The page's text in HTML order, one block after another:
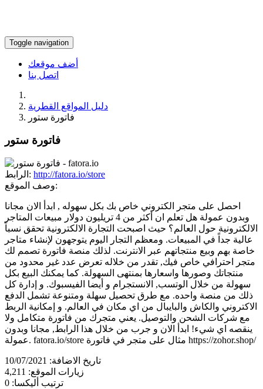
Toggle navigation
أضف موقعك
اتصل بنا
دليل المواقع القطرية
فاتورة ستور
فاتورة ستور
الرابط: http://fatora.io/store
وصف الموقع:
احصل على متجر الكتروني خاص بك بكل سهوله , ابدأ الان مجانا
وبدون عمولة هل تعلم ان أكثر من 4 تريليون دولار مبيعات المتاجر
الالكترونية حول العالم؟ حيث اصبحت التجارة الالكترونية تحقق نسباً
عالية جداً في المبيعات. ومعظم التجار اليوم يتوجهون لإنشاء متاجر
خاصة بهم وبيع منتجاتهم عبر الانترنت. لذلك منصة فاتورة تصمم لك
متجر احترافي خاص فيك, تقدر من خلاله تعرض عدد غير محدود من
منتجاتك وصورها واسعارها بمنتهى السهولة. كما يمكنك البيع بكل
سهولة من خلال الوتسب, الانستجرام و أيضا الفيسبوك. و إدارة كل
ذلك من منصة واحده. مع طرق تحصيل سهلة ومتنوعة تشمل الدفع
الاكتروني والكاش والبايبال من اي مكان في العالم. و إمكانية الربط
مع شركات الشحن والتوصيل. يعني متجرك من فاتورة متكامل ولا
ينقصه اي شيء! ابدأ الان و جرب من خلال هذا الرابط, مجانا وبدون
عمولة. fatora.io/store مثال على متجر في فاتورة https://zohor.shop/
تاريخ الاضافة: 10/07/2021
زيارات الموقع: 4,211
ترتيب أليكسا: 0